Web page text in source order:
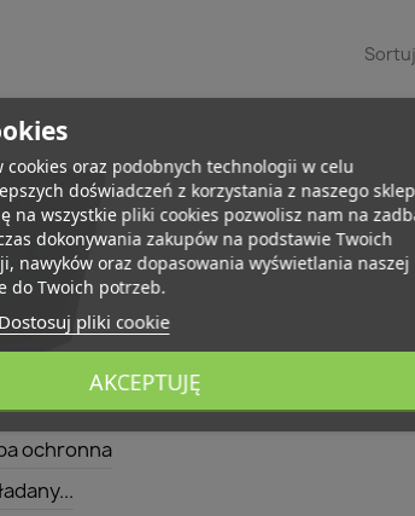
ochronna
cookies oraz podobnych technologii w celu
doświadczeń z korzystania z naszego
na wszystkie pliki cookies pozwolisz nam na
dokonywania zakupów na podstawie Twoich
nawyków oraz dopasowania wyświetlania naszej
do Twoich potrzeb.
Dostosuj pliki cookie
AKCEPTUJĘ